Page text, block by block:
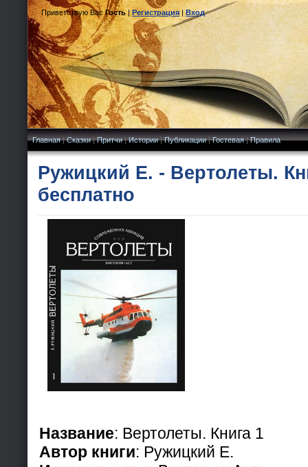
Приветствую Вас Гость|Регистрация|Вход
Главная|Сказки|Притчи|Истории|Публикации|Гостевая|Правила
Ружицкий Е. - Вертолеты.
бесплатно
Название: Вертолеты. Книга 1
Автор книги: Ружицкий Е.